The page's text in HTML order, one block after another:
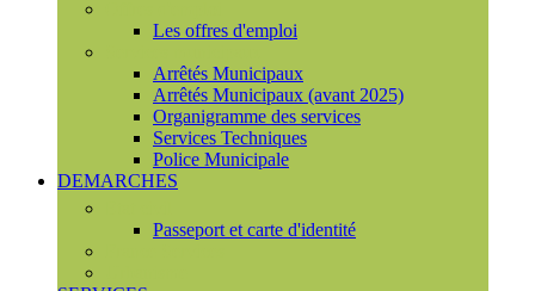
Les offres d'emploi
Arrêtés Municipaux
Arrêtés Municipaux (avant 2025)
Organigramme des services
Services Techniques
Police Municipale
DEMARCHES
Passeport et carte d'identité